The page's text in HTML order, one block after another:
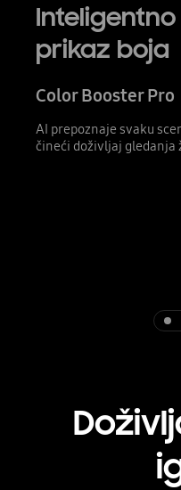
prikaz boja
Color Booster Pro
AI prepoznaje svaku
čineći doživljaj